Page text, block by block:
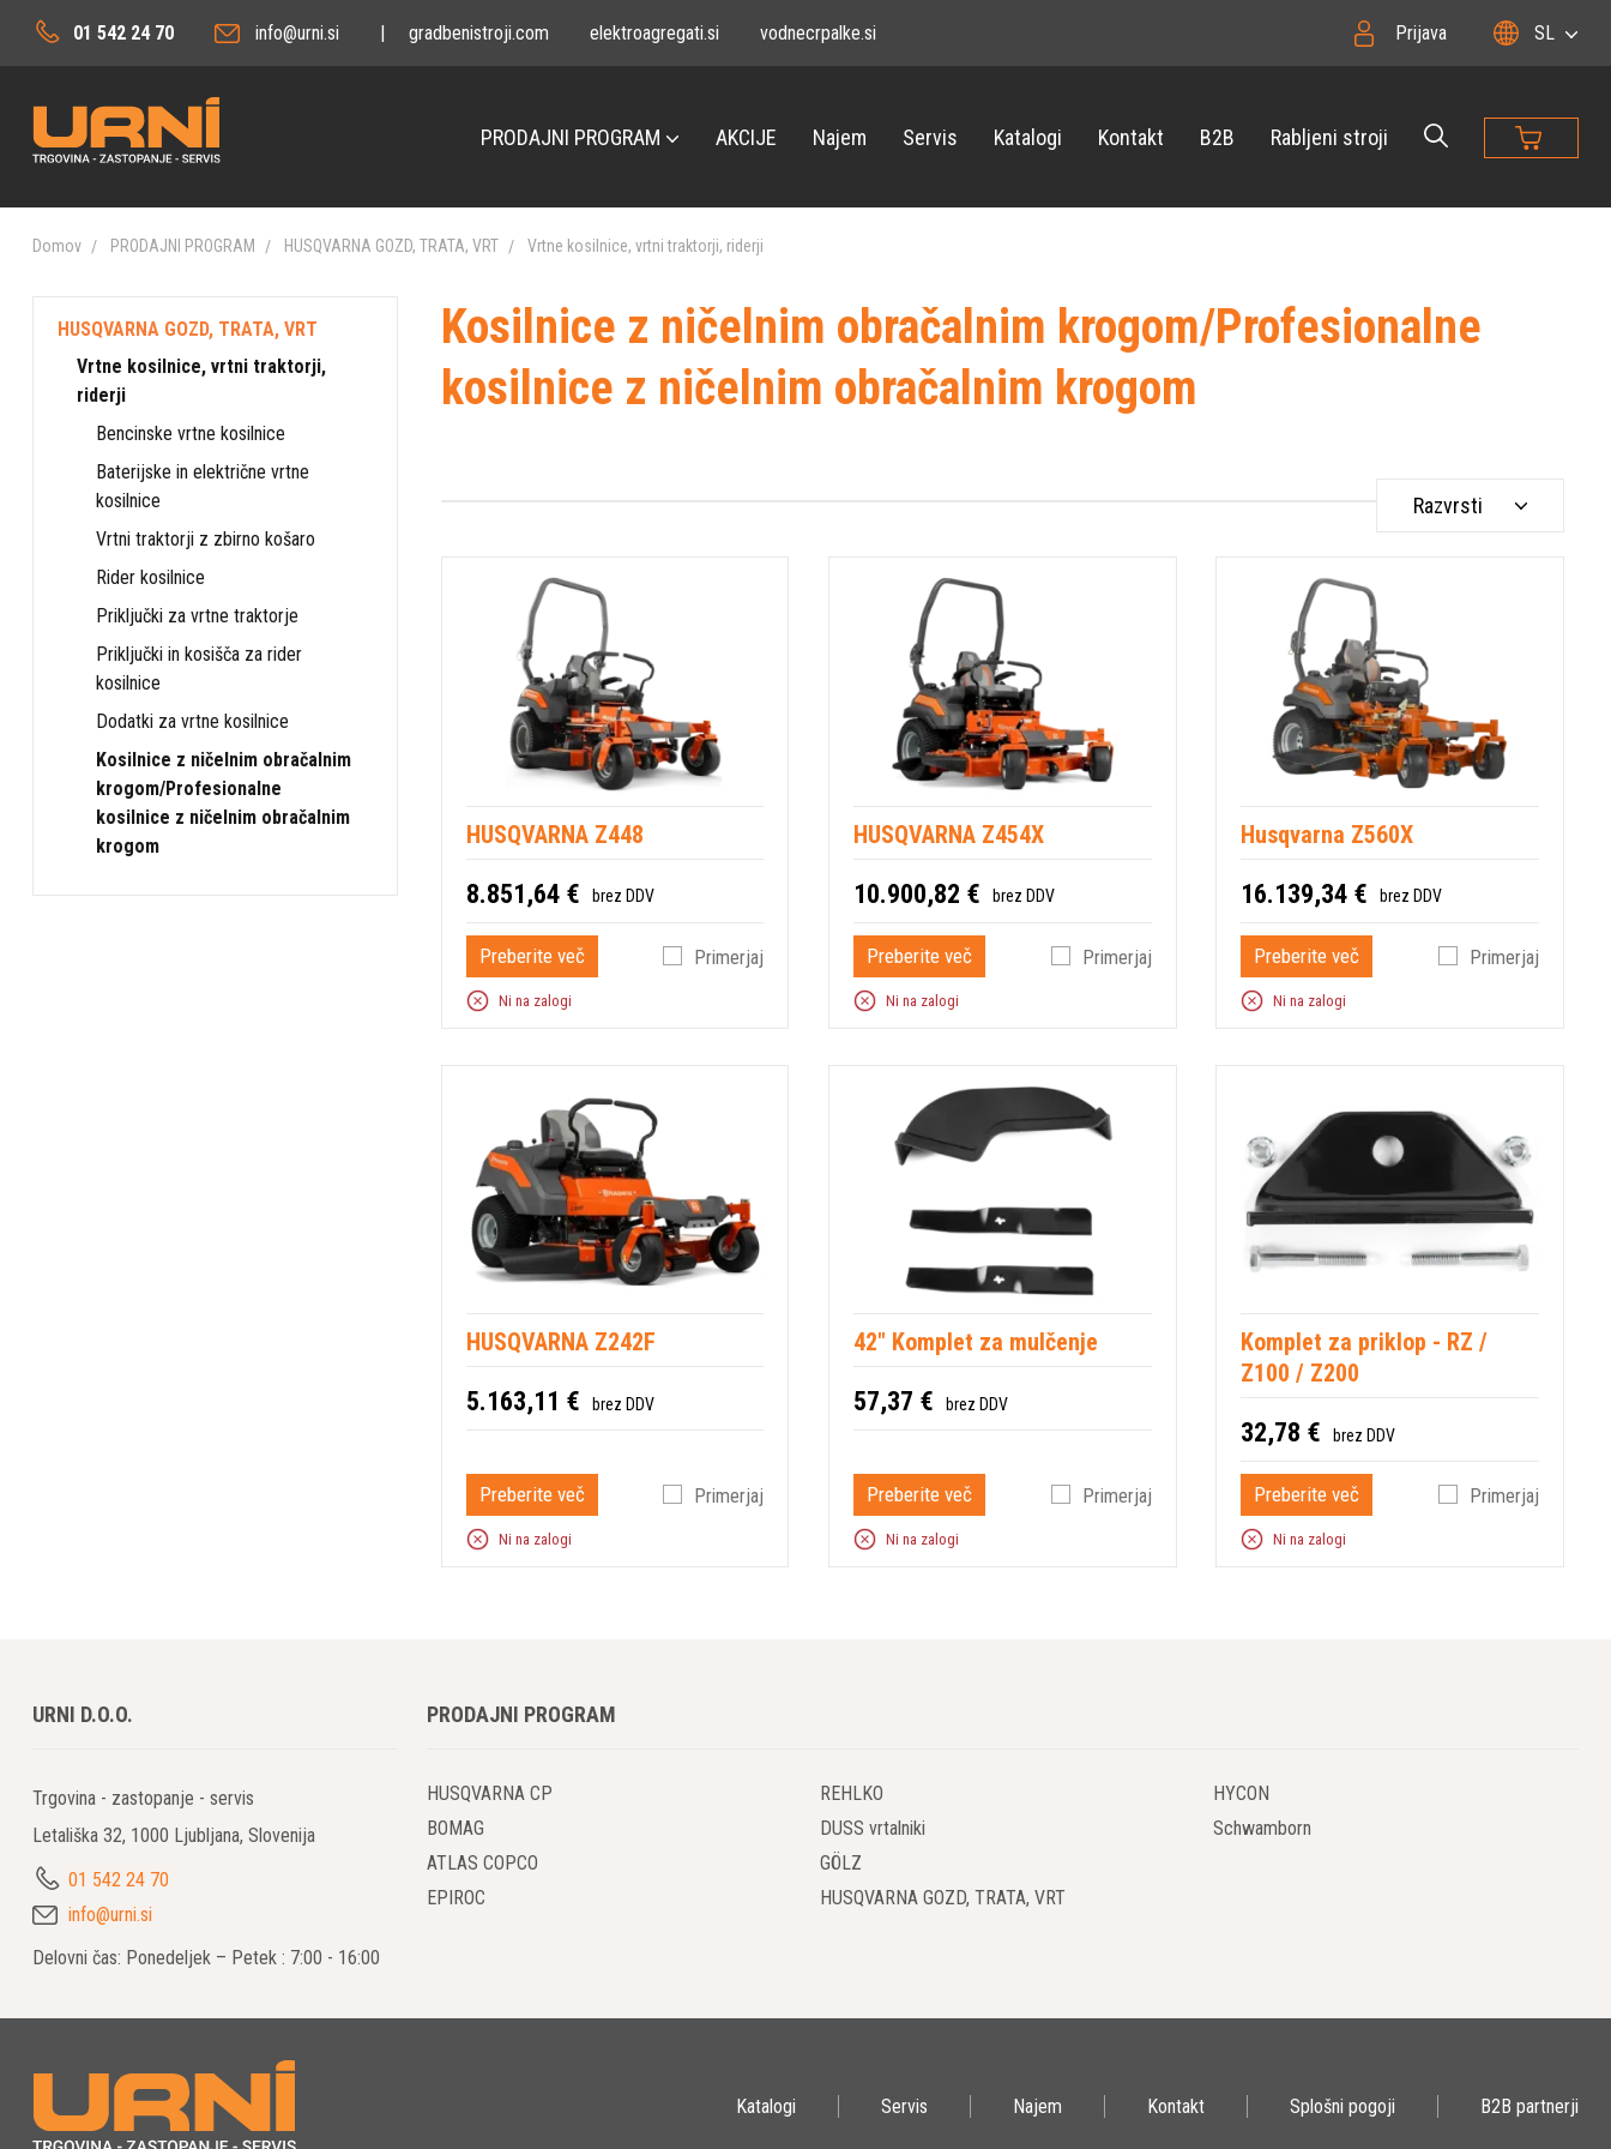
01 542 24 70 info@urni.si | gradbenistroji.com elektroagregati.si vodnecrpalke.si Prijava SL
PRODAJNI PROGRAM AKCIJE Najem Servis Katalogi Kontakt B2B Rabljeni stroji
Domov PRODAJNI PROGRAM HUSQVARNA GOZD, TRATA, VRT Vrtne kosilnice, vrtni traktorji, riderji
HUSQVARNA GOZD, TRATA, VRT
Vrtne kosilnice, vrtni traktorji,
riderji
Bencinske vrtne kosilnice
Baterijske in električne vrtne
kosilnice
Vrtni traktorji z zbirno košaro
Rider kosilnice
Priključki za vrtne traktorje
Priključki in kosišča za rider
kosilnice
Dodatki za vrtne kosilnice
Kosilnice z ničelnim obračalnim
krogom/Profesionalne
kosilnice z ničelnim obračalnim
krogom
Kosilnice z ničelnim obračalnim krogom/Profesionalne
kosilnice z ničelnim obračalnim krogom
Razvrsti
HUSQVARNA Z448
8.851,64 € brez DDV
Preberite več Primerjaj
Ni na zalogi
HUSQVARNA Z454X
10.900,82 € brez DDV
Preberite več Primerjaj
Ni na zalogi
Husqvarna Z560X
16.139,34 € brez DDV
Preberite več Primerjaj
Ni na zalogi
HUSQVARNA Z242F
5.163,11 € brez DDV
Preberite več Primerjaj
Ni na zalogi
42" Komplet za mulčenje
57,37 € brez DDV
Preberite več Primerjaj
Ni na zalogi
Komplet za priklop - RZ /
Z100 / Z200
32,78 € brez DDV
Preberite več Primerjaj
Ni na zalogi
URNI D.O.O.
Trgovina - zastopanje - servis
Letališka 32, 1000 Ljubljana, Slovenija
01 542 24 70
info@urni.si
Delovni čas: Ponedeljek – Petek : 7:00 - 16:00
PRODAJNI PROGRAM
HUSQVARNA CP
BOMAG
ATLAS COPCO
EPIROC
REHLKO
DUSS vrtalniki
GÖLZ
HUSQVARNA GOZD, TRATA, VRT
HYCON
Schwamborn
Katalogi Servis Najem Kontakt Splošni pogoji B2B partnerji